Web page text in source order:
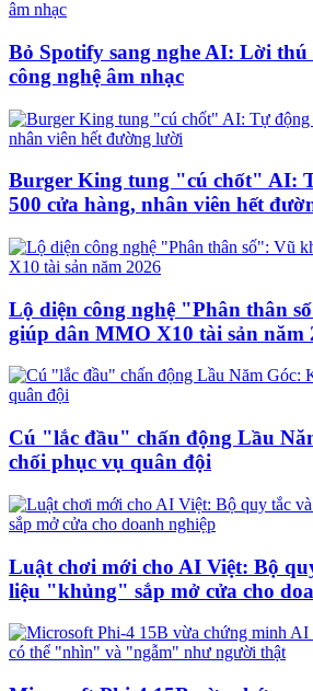
Bỏ Spotify sang nghe AI: Lời
công nghệ âm nhạc
Burger King tung "cú chốt" AI:
500 cửa hàng, nhân viên hết
Lộ diện công nghệ "Phân thân
giúp dân MMO X10 tài sản năm
Cú "lắc đầu" chấn động Lầu
chối phục vụ quân đội
Luật chơi mới cho AI Việt: Bộ
liệu "khủng" sắp mở cửa cho